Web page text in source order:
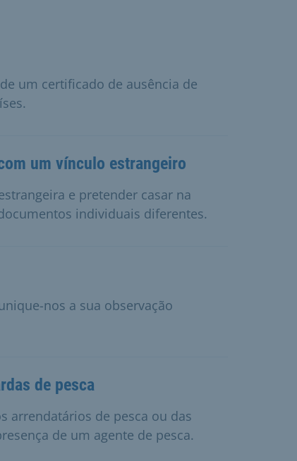
um certificado de ausência de
um vínculo estrangeiro
e pretender casar na
individuais diferentes.
nos a sua observação
de pesca
arrendatários de pesca ou das
de um agente de pesca.